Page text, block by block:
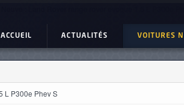
ACCUEIL ACTUALITÉS VOITURES
L P300e Phev S